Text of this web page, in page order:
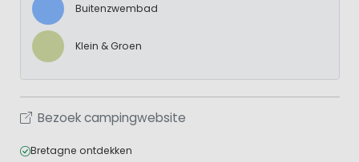
Buitenzwembad
Klein & Groen
Bezoek campingwebsite
Bretagne ontdekken